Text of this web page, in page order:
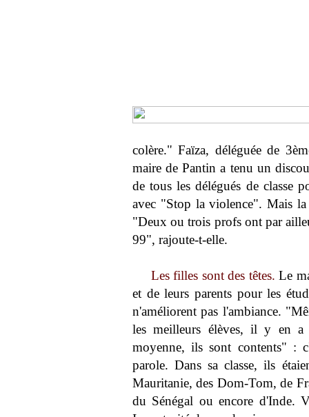
colère." Faïza, déléguée de
maire de Pantin a tenu un
de tous les délégués de classe
avec "Stop la violence". Mais
"Deux ou trois profs ont par
99", rajoute-t-elle.
Les filles sont des têtes. Le
et de leurs parents pour les
n'améliorent pas l'ambiance.
les meilleurs élèves, il y en
moyenne, ils sont contents" :
parole. Dans sa classe, ils
Mauritanie, des Dom-Tom, de
du Sénégal ou encore d'Inde.